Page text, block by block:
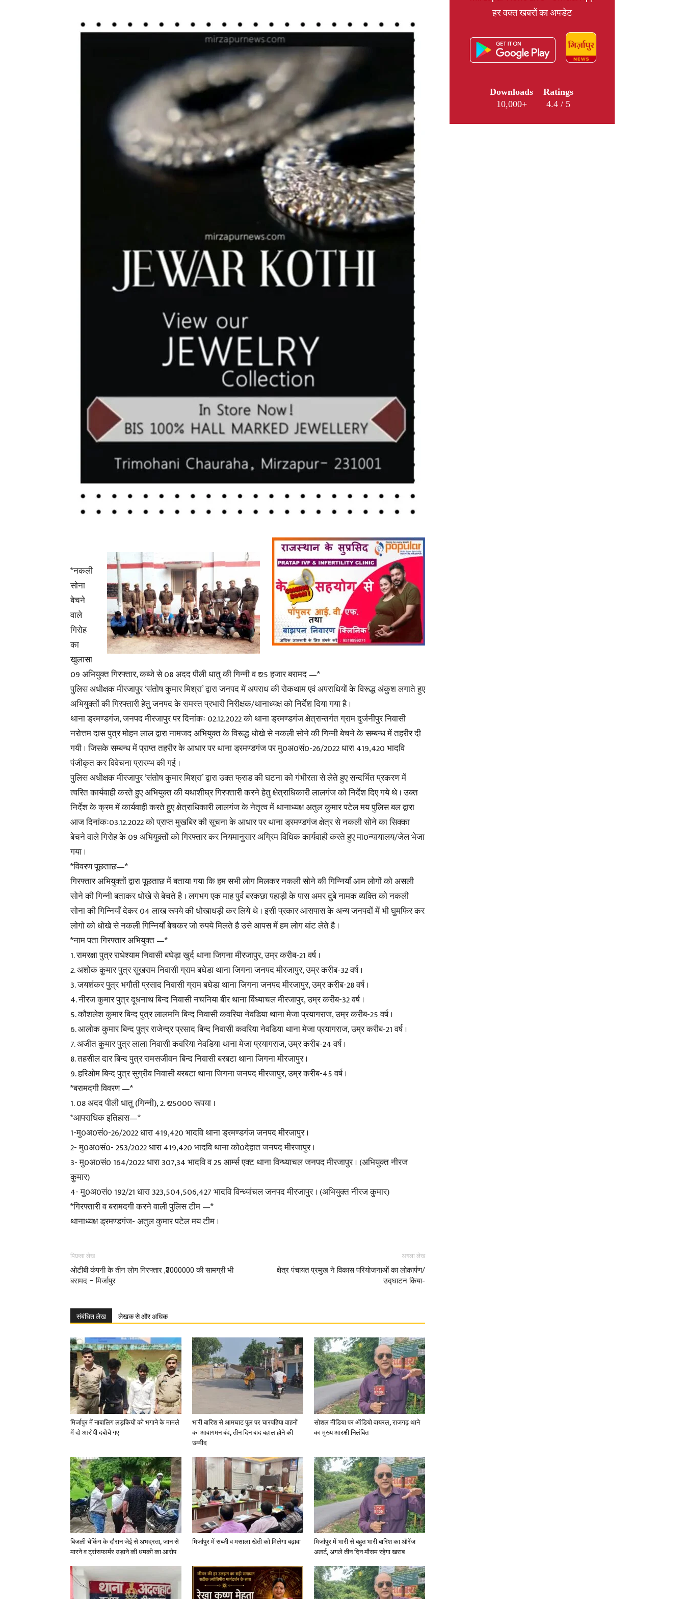
News,
Latest
News
in
Hindi
Paper
*नकली
सोना
बेचने
वाले
गिरोह
का
खुलासा
09 अभियुक्त गिरफ्तार, कब्जे से 08 अदद पीली धातु की गिन्नी व ₹ 25 हजार बरामद —*
पुलिस अधीक्षक मीरजापुर ‘संतोष कुमार मिश्रा’ द्वारा जनपद में अपराध की रोकथाम एवं अपराधियों के विरूद्ध अंकुश लगाते हुए
अभियुक्तों की गिरफ्तारी हेतु जनपद के समस्त प्रभारी निरीक्षक/थानाध्यक्ष को निर्देश दिया गया है ।
थाना ड्रमण्डगंज, जनपद मीरजापुर पर दिनांकः 02.12.2022 को थाना ड्रमण्डगंज क्षेत्रान्तर्गत ग्राम दुर्जनीपुर निवासी
नरोत्तम दास पुत्र मोहन लाल द्वारा नामजद अभियुक्त के विरूद्ध धोखे से नकली सोने की गिन्नी बेचने के सम्बन्ध में तहरीर दी
गयी । जिसके सम्बन्ध में प्राप्त तहरीर के आधार पर थाना ड्रमण्डगंज पर मु0अ0सं0-26/2022 धारा 419,420 भादवि
पंजीकृत कर विवेचना प्रारम्भ की गई ।
पुलिस अधीक्षक मीरजापुर ‘संतोष कुमार मिश्रा’ द्वारा उक्त फ्राड की घटना को गंभीरता से लेते हुए सन्दर्भित प्रकरण में
त्वरित कार्यवाही करते हुए अभियुक्त की यथाशीघ्र गिरफ्तारी करने हेतु क्षेत्राधिकारी लालगंज को निर्देश दिए गये थे । उक्त
निर्देश के क्रम में कार्यवाही करते हुए क्षेत्राधिकारी लालगंज के नेतृत्व में थानाध्यक्ष अतुल कुमार पटेल मय पुलिस बल द्वारा
आज दिनांकः03.12.2022 को प्राप्त मुखबिर की सूचना के आधार पर थाना ड्रमण्डगंज क्षेत्र से नकली सोने का सिक्का
बेचने वाले गिरोह के 09 अभियुक्तों को गिरफ्तार कर नियमानुसार अग्रिम विधिक कार्यवाही करते हुए मा0न्यायालय/जेल भेजा
गया ।
*विवरण पूछताछ—*
गिरफ्तार अभियुक्तों द्वारा पूछताछ में बताया गया कि हम सभी लोग मिलकर नकली सोने की गिन्नियाँ आम लोगों को असली
सोने की गिन्नी बताकर धोखे से बेचते है । लगभग एक माह पुर्व बरकछा पहाड़ी के पास अमर दुबे नामक व्यक्ति को नकली
सोना की गिन्नियाँ देकर 04 लाख रूपये की धोखाधड़ी कर लिये थे । इसी प्रकार आसपास के अन्य जनपदों में भी घुमफिर कर
लोगो को धोखे से नकली गिन्नियाँ बेचकर जो रुपये मिलते है उसे आपस में हम लोग बांट लेते है ।
*नाम पता गिरफ्तार अभियुक्त —*
1. रामरक्षा पुत्र राधेश्याम निवासी बघेड़ा खुर्द थाना जिगना मीरजापुर, उम्र करीब-21 वर्ष ।
2. अशोक कुमार पुत्र सुखराम निवासी ग्राम बघेडा थाना जिगना जनपद मीरजापुर, उम्र करीब-32 वर्ष ।
3. जयशंकर पुत्र भगौती प्रसाद निवासी ग्राम बघेडा थाना जिगना जनपद मीरजापुर, उम्र करीब-28 वर्ष ।
4. नीरज कुमार पुत्र दूधनाथ बिन्द निवासी नचनिया बीर थाना विंध्याचल मीरजापुर, उम्र करीब-32 वर्ष ।
5. कौशलेश कुमार बिन्द पुत्र लालमनि बिन्द निवासी कवरिया नेवडिया थाना मेजा प्रयागराज, उम्र करीब-25 वर्ष ।
6. आलोक कुमार बिन्द पुत्र राजेन्द्र प्रसाद बिन्द निवासी कवरिया नेवडिया थाना मेजा प्रयागराज, उम्र करीब-21 वर्ष ।
7. अजीत कुमार पुत्र लाला निवासी कवरिया नेवडिया थाना मेजा प्रयागराज, उम्र करीब-24 वर्ष ।
8. तहसील दार बिन्द पुत्र रामसजीवन बिन्द निवासी बरबटा थाना जिगना मीरजापुर ।
9. हरिओम बिन्द पुत्र सुग्रीव निवासी बरबटा थाना जिगना जनपद मीरजापुर, उम्र करीब-45 वर्ष ।
*बरामदगी विवरण —*
1. 08 अदद पीली धातु (गिन्नी), 2. ₹ 25000 रूपया ।
*आपराधिक इतिहास—*
1-मु0अ0सं0-26/2022 धारा 419,420 भादवि थाना ड्रमण्डगंज जनपद मीरजापुर ।
2- मु0अ0सं0- 253/2022 धारा 419,420 भादवि थाना को0देहात जनपद मीरजापुर ।
3- मु0अ0सं0 164/2022 धारा 307,34 भादवि व 25 आर्म्स एक्ट थाना विन्ध्याचल जनपद मीरजापुर । (अभियुक्त नीरज
कुमार)
4- मु0अ0सं0 192/21 धारा 323,504,506,427 भादवि विन्ध्यांचल जनपद मीरजापुर । (अभियुक्त नीरज कुमार)
*गिरफ्तारी व बरामदगी करने वाली पुलिस टीम —*
थानाध्यक्ष ड्रमण्डगंज- अतुल कुमार पटेल मय टीम ।
पिछला लेख
ओटीबी कंपनी के तीन लोग गिरफ्तार ,₹3000000 की सामग्री भी
बरामद – मिर्जापुर
अगला लेख
क्षेत्र पंचायत प्रमुख ने विकास परियोजनाओं का लोकार्पण/
उद्घाटन किया-
संबंधित लेख लेखक से और अधिक
मिर्जापुर में नाबालिग लड़कियों को भगाने के मामले
में दो आरोपी दबोचे गए
भारी बारिश से आमघाट पुल पर चारपहिया वाहनों
का आवागमन बंद, तीन दिन बाद बहाल होने की
उम्मीद
सोशल मीडिया पर ऑडियो वायरल, राजगढ़ थाने
का मुख्य आरक्षी निलंबित
बिजली चेकिंग के दौरान जेई से अभद्रता, जान से
मारने व ट्रांसफार्मर उड़ाने की धमकी का आरोप
मिर्जापुर में सब्जी व मसाला खेती को मिलेगा बढ़ावा
मिर्जापुर में भारी से बहुत भारी बारिश का ऑरेंज
अलर्ट, अगले तीन दिन मौसम रहेगा खराब
हर वक्त खबरों का अपडेट
Downloads
10,000+
Ratings
4.4 / 5